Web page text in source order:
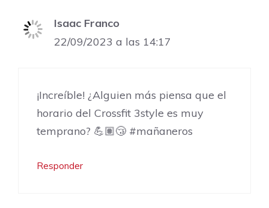
Isaac Franco
22/09/2023 a las 14:17
¡Increíble! ¿Alguien más piensa que el
horario del Crossfit 3style es muy
temprano? 💪🏽😴 #mañaneros
Responder